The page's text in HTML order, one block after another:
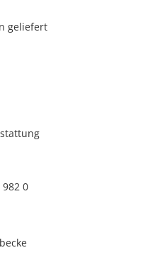
geliefert
982 0